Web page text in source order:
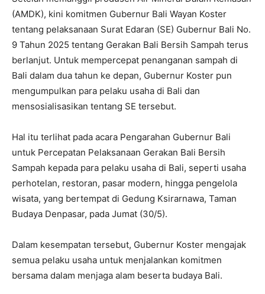
(AMDK), kini komitmen Gubernur Bali Wayan Koster
tentang pelaksanaan Surat Edaran (SE) Gubernur Bali No.
9 Tahun 2025 tentang Gerakan Bali Bersih Sampah terus
berlanjut. Untuk mempercepat penanganan sampah di
Bali dalam dua tahun ke depan, Gubernur Koster pun
mengumpulkan para pelaku usaha di Bali dan
mensosialisasikan tentang SE tersebut.
Hal itu terlihat pada acara Pengarahan Gubernur Bali
untuk Percepatan Pelaksanaan Gerakan Bali Bersih
Sampah kepada para pelaku usaha di Bali, seperti usaha
perhotelan, restoran, pasar modern, hingga pengelola
wisata, yang bertempat di Gedung Ksirarnawa, Taman
Budaya Denpasar, pada Jumat (30/5).
Dalam kesempatan tersebut, Gubernur Koster mengajak
semua pelaku usaha untuk menjalankan komitmen
bersama dalam menjaga alam beserta budaya Bali.